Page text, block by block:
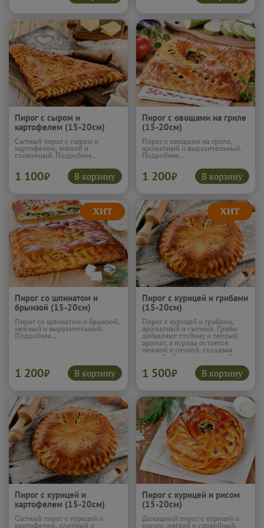
Пирог с сыром и
картофелем (15-20см)
Сытный пирог с сыром и
картофелем, мягкий и
сливочный. Подробнее...
1 100₽ В корзину
Пирог с овощами на гриле
(15-20см)
Пирог с овощами на гриле,
ароматный и выразительный.
Подробнее...
1 200₽ В корзину
Пирог со шпинатом и
брынзой (15-20см)
Пирог со шпинатом и брынзой,
нежный и выразительный.
Подробнее...
1 200₽ В корзину
Пирог с курицей и грибами
(15-20см)
Пирог с курицей и грибами,
ароматный и сытный. Грибы
добавляют глубину и тёплый
аромат, а курица остаётся
нежной и сочной, создавая
мягкий, сбалансированный
вкус. Тесто подчёркивает
начинку и удерживает
сочность, чтобы каждый
уютным и по-настоящему
домашним. Подробнее...
1 500₽ В корзину
Пирог с курицей и
картофелем (15-20см)
Сытный пирог с курицей и
картофелем, плотный и
Пирог с курицей и рисом
(15-20см)
Домашний пирог с курицей и
рисом, мягкий и спокойный.